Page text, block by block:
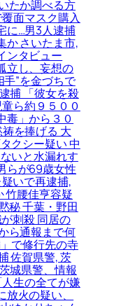
たか調べる方
面マスク購入
に…男3人逮捕
か さいたま市,
ンタビュー
立し、妄想の
手”を金づちで
捕 「彼女を殺
ら約９５００
毒」から３０
を捧げる 大
クシー疑い 中
いと水漏れす
らが69歳女性
いで再逮捕,
竹腰佳亨容疑
秘 千葉・野田
刺殺 同居の
ら通報まで何
で修行先の寺
佐賀県警, 茨
城県警、情報
生の全てが嫌
火の疑い、